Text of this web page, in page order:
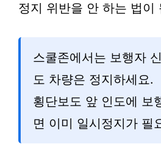
정지 위반을 안 하는 법이
스쿨존에서는 보행자
도 차량은 정지하세요.
횡단보도 앞 인도에 보
면 이미 일시정지가 필